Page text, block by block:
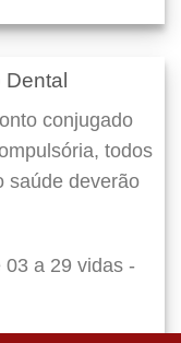
conjugado
todos
saúde deverão
03 a 29 vidas -